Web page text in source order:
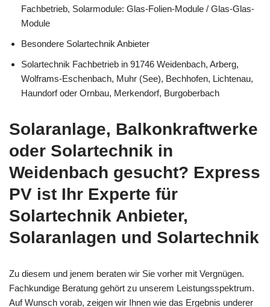
Fachbetrieb, Solarmodule: Glas-Folien-Module / Glas-Glas-
Module
Besondere Solartechnik Anbieter
Solartechnik Fachbetrieb in 91746 Weidenbach, Arberg,
Wolframs-Eschenbach, Muhr (See), Bechhofen, Lichtenau,
Haundorf oder Ornbau, Merkendorf, Burgoberbach
Solaranlage, Balkonkraftwerke
oder Solartechnik in
Weidenbach gesucht? Express
PV ist Ihr Experte für
Solartechnik Anbieter,
Solaranlagen und Solartechnik
Zu diesem und jenem beraten wir Sie vorher mit Vergnügen.
Fachkundige Beratung gehört zu unserem Leistungsspektrum.
Auf Wunsch vorab, zeigen wir Ihnen wie das Ergebnis underer